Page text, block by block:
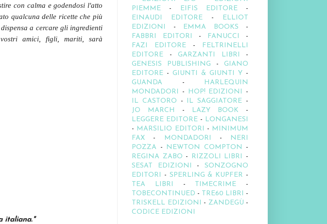
con calma e godendosi l'atto
qualcuna delle ricette che più
a cercare gli ingredienti
amici, figli, mariti, sarà
italiana."
PIEMME - EIFIS EDITORE-
EINAUDI EDITORE - ELLIOT
EDIZIONI
- EMMA BOOKS -
FABBRI EDITORI
- FANUCCI
-
FAZI EDITORE - FELTRINELLI
EDITORE - GARZANTI LIBRI -
GENESIS PUBLISHING - GIANO
EDITORE - GIUNTI & GIUNTI Y -
GUANDA - HARLEQUIN
MONDADORI
- HOP! EDIZIONI
-
IL CASTORO - IL SAGGIATORE -
JO MARCH - LAZY BOOK -
LEGGERE EDITORE - LONGANESI
- MARSILIO EDITORI - MINIMUM
FAX - MONDADORI - NERI
POZZA - NEWTON COMPTON -
REGINA ZABO - RIZZOLI LIBRI
-
SESAT EDIZIONI
-SONZOGNO
EDITORI - SPERLING & KUPFER -
TEA LIBRI
- TIMECRIME -
TOBECONTINUED - TRE60 LIBRI -
TRISKELL EDIZIONI - ZANDEGÙ -
CODICE EDIZIONI